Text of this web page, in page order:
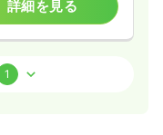
詳細を見る
1